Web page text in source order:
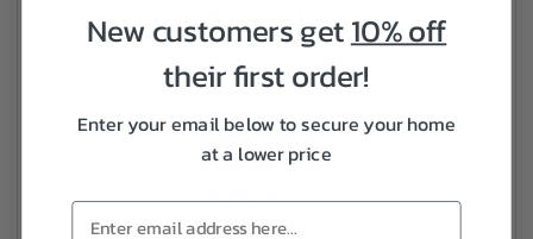
de Secre
t Eye
Secret Eye a
pour vocation
d’aider les
femmes qui
New customers get10% off
their first order!
Enter your email below to secure your home
at a lower price